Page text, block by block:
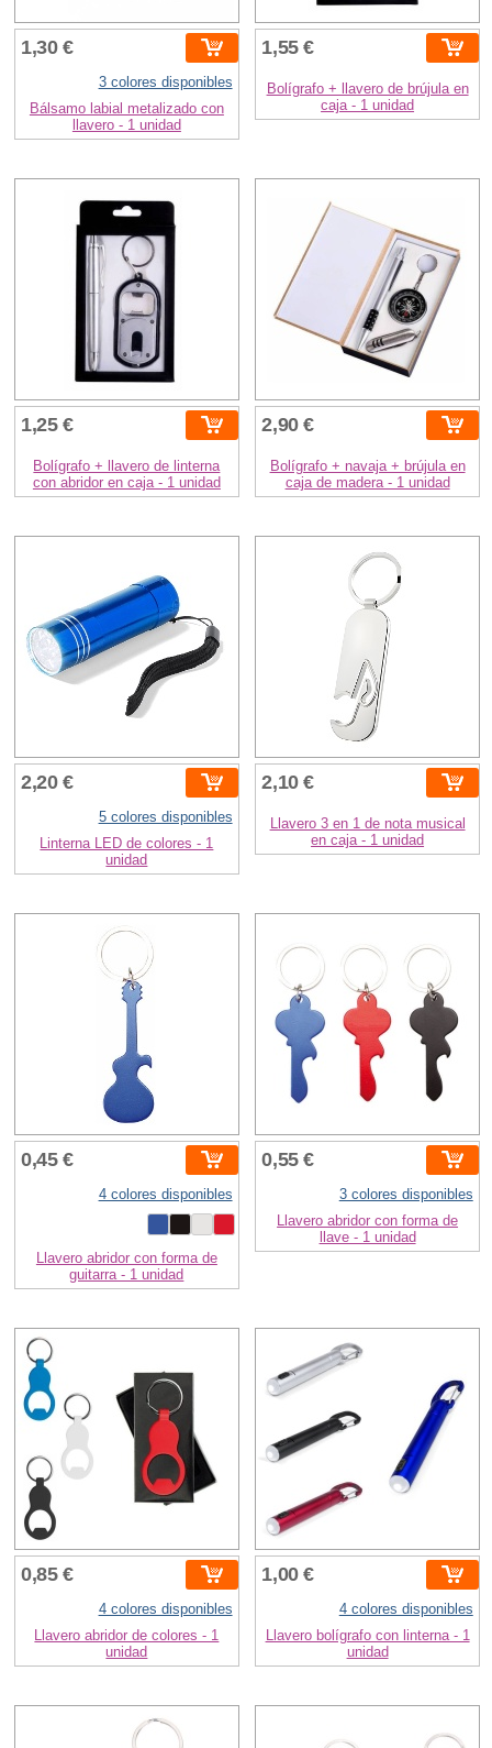
1,30 €
3 colores disponibles
Bálsamo labial metalizado con
llavero - 1 unidad
1,55 €
Bolígrafo + llavero de brújula en
caja - 1 unidad
1,25 €
Bolígrafo + llavero de linterna
con abridor en caja - 1 unidad
2,90 €
Bolígrafo + navaja + brújula en
caja de madera - 1 unidad
2,20 €
5 colores disponibles
Linterna LED de colores - 1
unidad
2,10 €
Llavero 3 en 1 de nota musical
en caja - 1 unidad
0,45 €
4 colores disponibles
Llavero abridor con forma de
guitarra - 1 unidad
0,55 €
3 colores disponibles
Llavero abridor con forma de
llave - 1 unidad
0,85 €
4 colores disponibles
Llavero abridor de colores - 1
unidad
1,00 €
4 colores disponibles
Llavero bolígrafo con linterna - 1
unidad